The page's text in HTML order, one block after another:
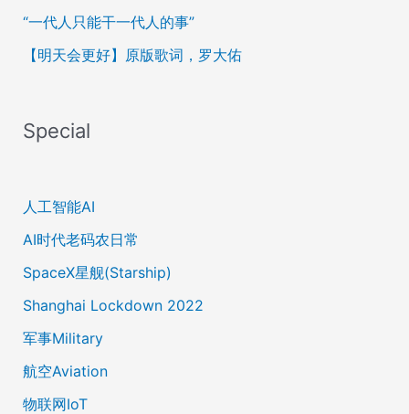
“一代人只能干一代人的事”
【明天会更好】原版歌词，罗大佑
Special
人工智能AI
AI时代老码农日常
SpaceX星舰(Starship)
Shanghai Lockdown 2022
军事Military
航空Aviation
物联网IoT